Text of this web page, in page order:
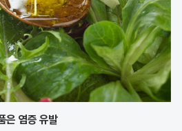
은 염증 유발